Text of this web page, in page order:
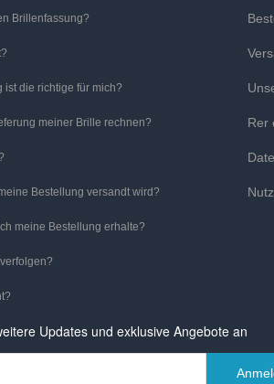
Brillenfassung?
die richtige für mich?
meiner Brille rechnen?
Bestellung versandt wird?
meine Bestellung erhalte?
Rer
Updates und exklusive Angebote an